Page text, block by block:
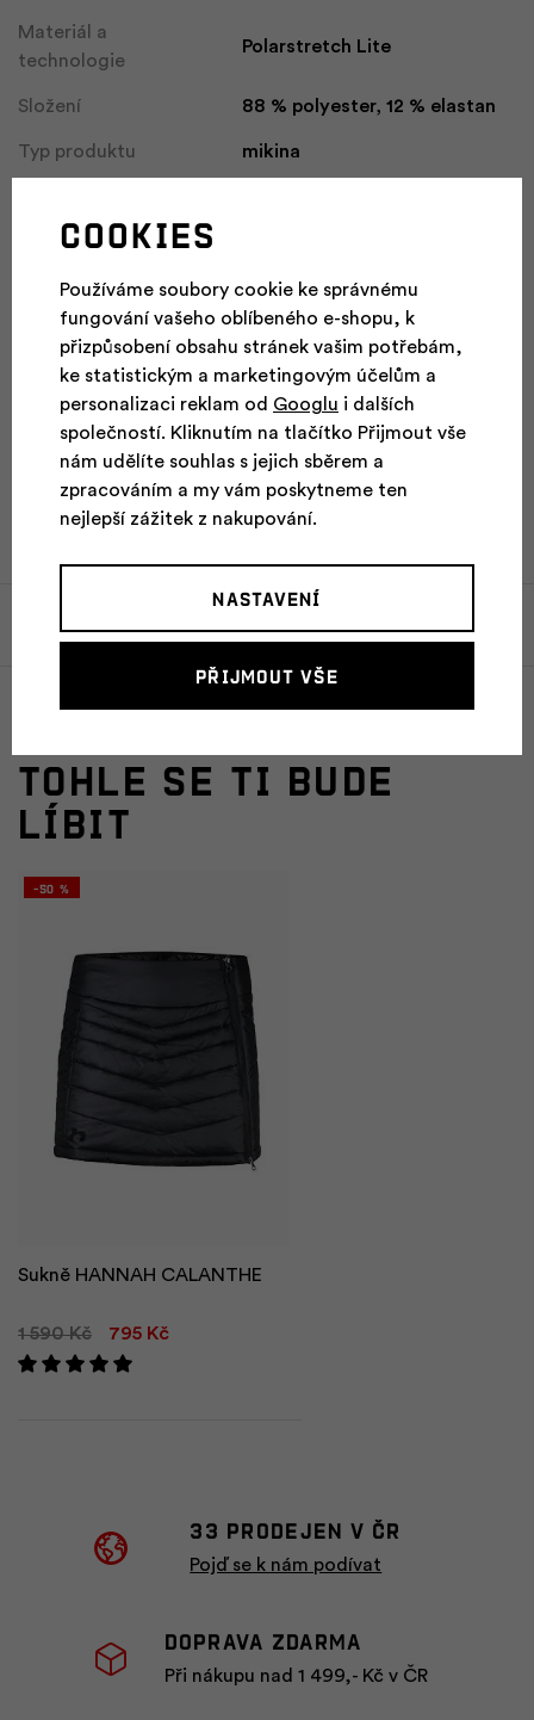
Materiál a
technologie
Polarstretch Lite
Složení 88 % polyester, 12 % elastan
Typ produktu mikina
Kolekce
Alpine Fit
Vhodné pro aktivity
Zimní sporty
Běžecké
lyžování
Hodnocení
Doporučujeme
Tohle se ti bude
líbit
-50 %
Sukně HANNAH CALANTHE
1 590 Kč 795 Kč
33 prodejen v ČR
Pojď se k nám podívat
Doprava zdarma
Při nákupu nad 1 499,- Kč v ČR
Cookies
Používáme soubory cookie ke správnému
fungování vašeho oblíbeného e-shopu, k
přizpůsobení obsahu stránek vašim potřebám,
ke statistickým a marketingovým účelům a
personalizaci reklam od Googlu i dalších
společností. Kliknutím na tlačítko Přijmout vše
nám udělíte souhlas s jejich sběrem a
zpracováním a my vám poskytneme ten
nejlepší zážitek z nakupování.
Nastavení
Přijmout vše